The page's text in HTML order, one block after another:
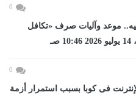
0
مليارات جنيه.. موعد وآليات صرف «تكافل
0
فى كوبا بسبب استمرار أزمة